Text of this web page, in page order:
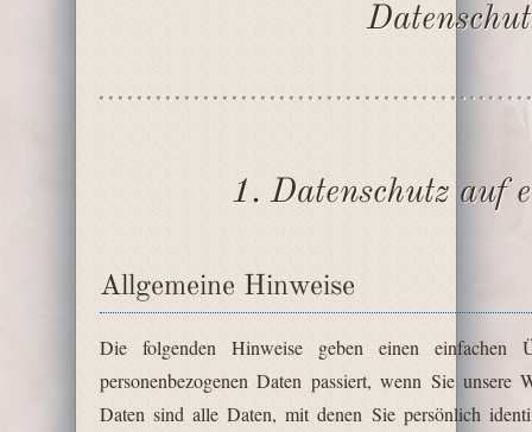
1. Datenschutz auf
Allgemeine Hinweise
Die folgenden Hinweise geben einen einfachen
personenbezogenen Daten passiert, wenn Sie unsere
Daten sind alle Daten, mit denen Sie persönlich